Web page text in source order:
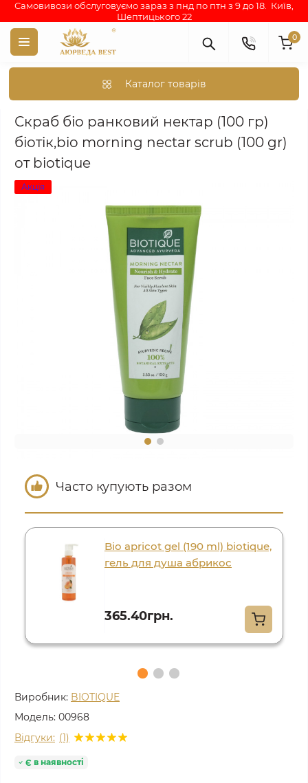
Самовивози обслуговуємо зараз з пнд по птн з 9 до 18. Київ,
Шептицького 22
0
Каталог товарів
Аюрведа каталог індійських товарів АЮРВЕДИЧНА
Скраб біо ранковий нектар (100 гр)
біотік,bio morning nectar scrub (100 gr)
от biotique
Акція
Часто купують разом
Bio apricot gel (190 ml) biotique,
гель для душа абрикос
365.40грн.
Виробник: BIOTIQUE
Модель: 00968
Відгуки: (1)
Є в наявності